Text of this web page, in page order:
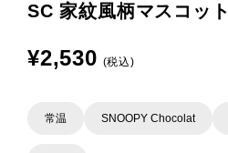
SC 家紋風柄マスコット
¥2,530 (税込)
常温 SNOOPY Chocolat